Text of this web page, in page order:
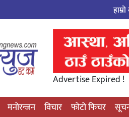
Advertise Expired !
मनोरन्जन विचार फोटो फिचर